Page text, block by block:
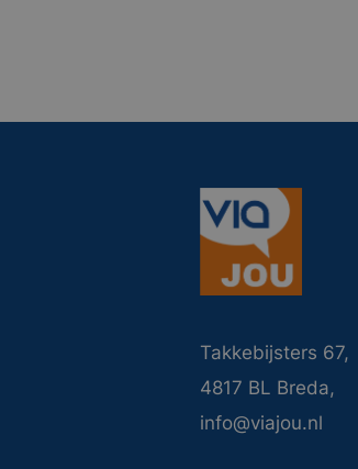
Takkebijsters 67,
4817 BL Breda,
info@viajou.nl